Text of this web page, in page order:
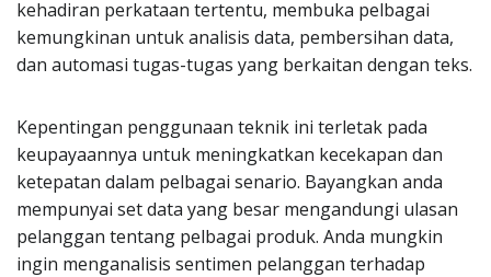
kehadiran perkataan tertentu, membuka pelbagai
kemungkinan untuk analisis data, pembersihan data,
dan automasi tugas-tugas yang berkaitan dengan teks.
Kepentingan penggunaan teknik ini terletak pada
keupayaannya untuk meningkatkan kecekapan dan
ketepatan dalam pelbagai senario. Bayangkan anda
mempunyai set data yang besar mengandungi ulasan
pelanggan tentang pelbagai produk. Anda mungkin
ingin menganalisis sentimen pelanggan terhadap